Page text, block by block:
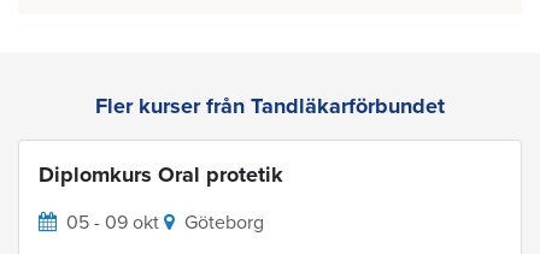
Fler kurser från Tandläkarförbundet
Diplomkurs Oral protetik
05 - 09 okt Göteborg